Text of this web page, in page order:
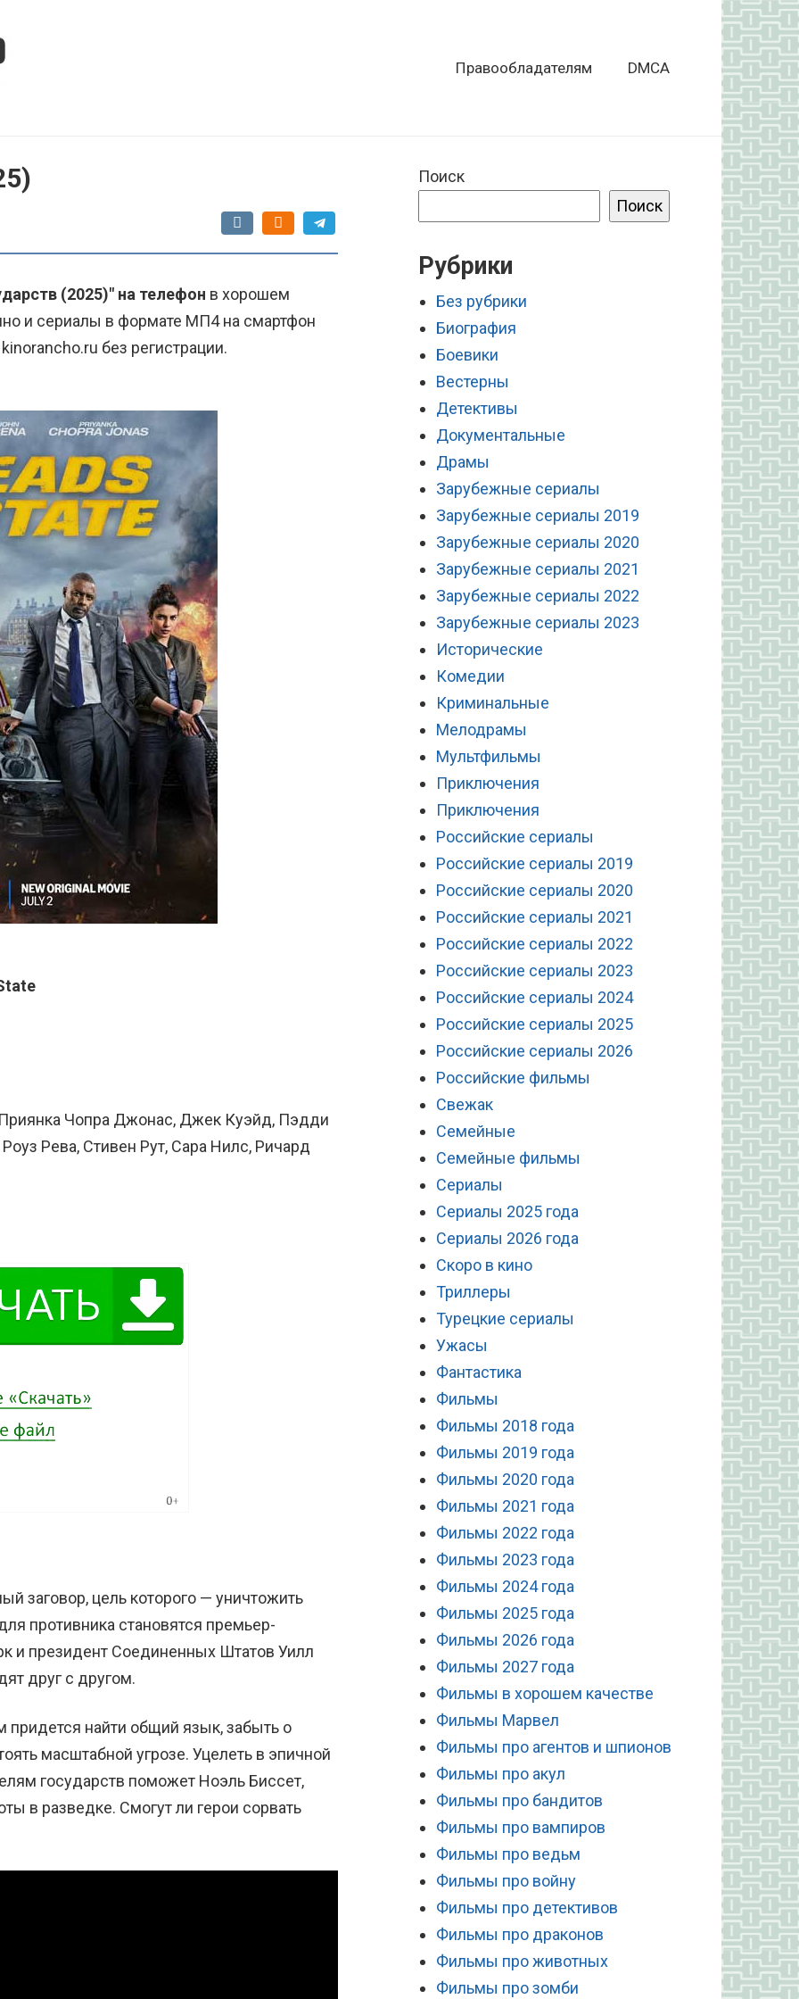
Правообладателям DMCA
(2025)" на телефон в хорошем
и сериалы в формате МП4 на смартфон
без регистрации.
Чопра Джонас, Джек Куэйд, Пэдди
Рева, Стивен Рут, Сара Нилс, Ричард
заговор, цель которого — уничтожить
противника становятся премьер-
и президент Соединенных Штатов Уилл
друг с другом.
найти общий язык, забыть о
масштабной угрозе. Уцелеть в эпичной
государств поможет Ноэль Биссет,
в разведке. Смогут ли герои сорвать
Поиск
Поиск
Рубрики
Без рубрики
Биография
Боевики
Вестерны
Детективы
Документальные
Драмы
Зарубежные сериалы
Зарубежные сериалы 2019
Зарубежные сериалы 2020
Зарубежные сериалы 2021
Зарубежные сериалы 2022
Зарубежные сериалы 2023
Исторические
Комедии
Криминальные
Мелодрамы
Мультфильмы
Приключения
Приключения
Российские сериалы
Российские сериалы 2019
Российские сериалы 2020
Российские сериалы 2021
Российские сериалы 2022
Российские сериалы 2023
Российские сериалы 2024
Российские сериалы 2025
Российские сериалы 2026
Российские фильмы
Свежак
Семейные
Семейные фильмы
Сериалы
Сериалы 2025 года
Сериалы 2026 года
Скоро в кино
Триллеры
Турецкие сериалы
Ужасы
Фантастика
Фильмы
Фильмы 2018 года
Фильмы 2019 года
Фильмы 2020 года
Фильмы 2021 года
Фильмы 2022 года
Фильмы 2023 года
Фильмы 2024 года
Фильмы 2025 года
Фильмы 2026 года
Фильмы 2027 года
Фильмы в хорошем качестве
Фильмы Марвел
Фильмы про агентов и шпионов
Фильмы про акул
Фильмы про бандитов
Фильмы про вампиров
Фильмы про ведьм
Фильмы про войну
Фильмы про детективов
Фильмы про драконов
Фильмы про животных
Фильмы про зомби